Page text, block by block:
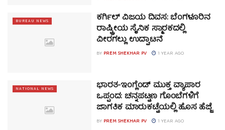
BUREAU NEWS ಕರ್ಗಿಲ್ ವಿಜಯ ದಿವಸ: ಬೆಂಗಳೂರಿನ
ರಾಷ್ಟ್ರೀಯ ಸೈನಿಕ ಸ್ಮಾರಕದಲ್ಲಿ
ವೀರಗಲ್ಲು ಉದ್ಘಾಟನೆ
BY PREM SHEKHAR PV 1 YEAR AGO
NATIONAL NEWS ಭಾರತ-ಇಂಗ್ಲೆಂಡ್‌ ಮುಕ್ತ ವ್ಯಾಪಾರ
ಒಪ್ಪಂದ: ಚನ್ನಪಟ್ಟಣ ಗೊಂಬೆಗಳಿಗೆ
ಜಾಗತಿಕ ಮಾರುಕಟ್ಟೆಯಲ್ಲಿ ಹೊಸ ಹೆಜ್ಜೆ
BY PREM SHEKHAR PV 1 YEAR AGO